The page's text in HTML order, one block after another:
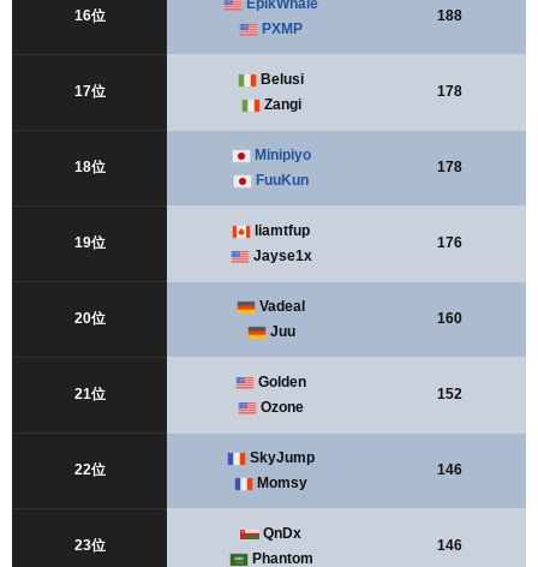
16位
EpikWhale
PXMP
188
17位
Belusi
Zangi
178
18位
Minipiyo
FuuKun
178
19位
liamtfup
Jayse1x
176
20位
Vadeal
Juu
160
21位
Golden
Ozone
152
22位
SkyJump
Momsy
146
23位
QnDx
Phantom
146